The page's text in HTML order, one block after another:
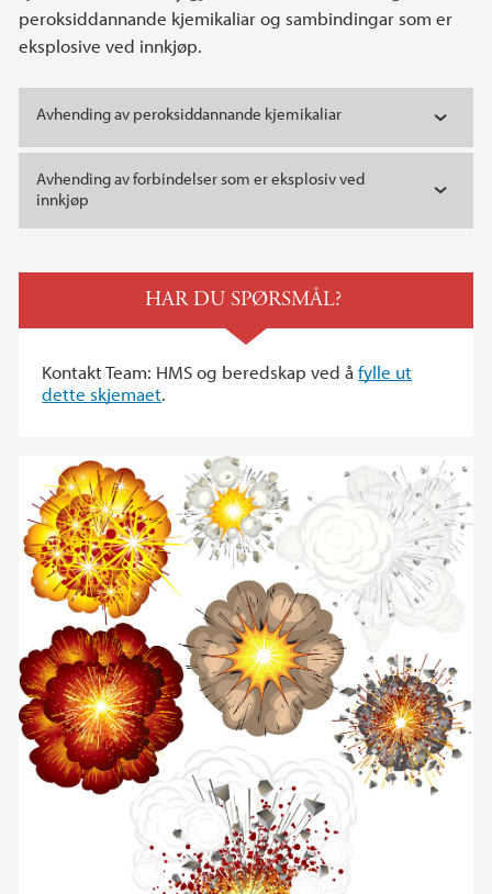
peroksiddannande kjemikaliar og sambindingar som er
eksplosive ved innkjøp.
Avhending av peroksiddannande kjemikaliar
Avhending av forbindelser som er eksplosiv ved
innkjøp
HAR DU SPØRSMÅL?
Kontakt Team: HMS og beredskap ved åfylle ut
dette skjemaet.